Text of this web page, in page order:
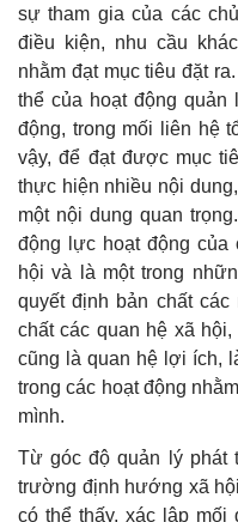
sự tham gia của các
điều kiện, nhu cầu
nhằm đạt mục tiêu đặt
thể của hoạt động quản
động, trong mối liên hệ
vậy, để đạt được mục
thực hiện nhiều nội
một nội dung quan
động lực hoạt động
hội và là một trong
quyết định bản chất
chất các quan hệ xã
cũng là quan hệ lợi ích,
trong các hoạt động
mình.
Từ góc độ quản lý phát
trường định hướng xã
có thể thấy, xác lập